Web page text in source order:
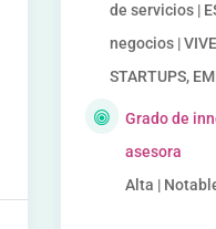
de servicios |
negocios |
STARTUPS,
Grado de
asesora
Alta |